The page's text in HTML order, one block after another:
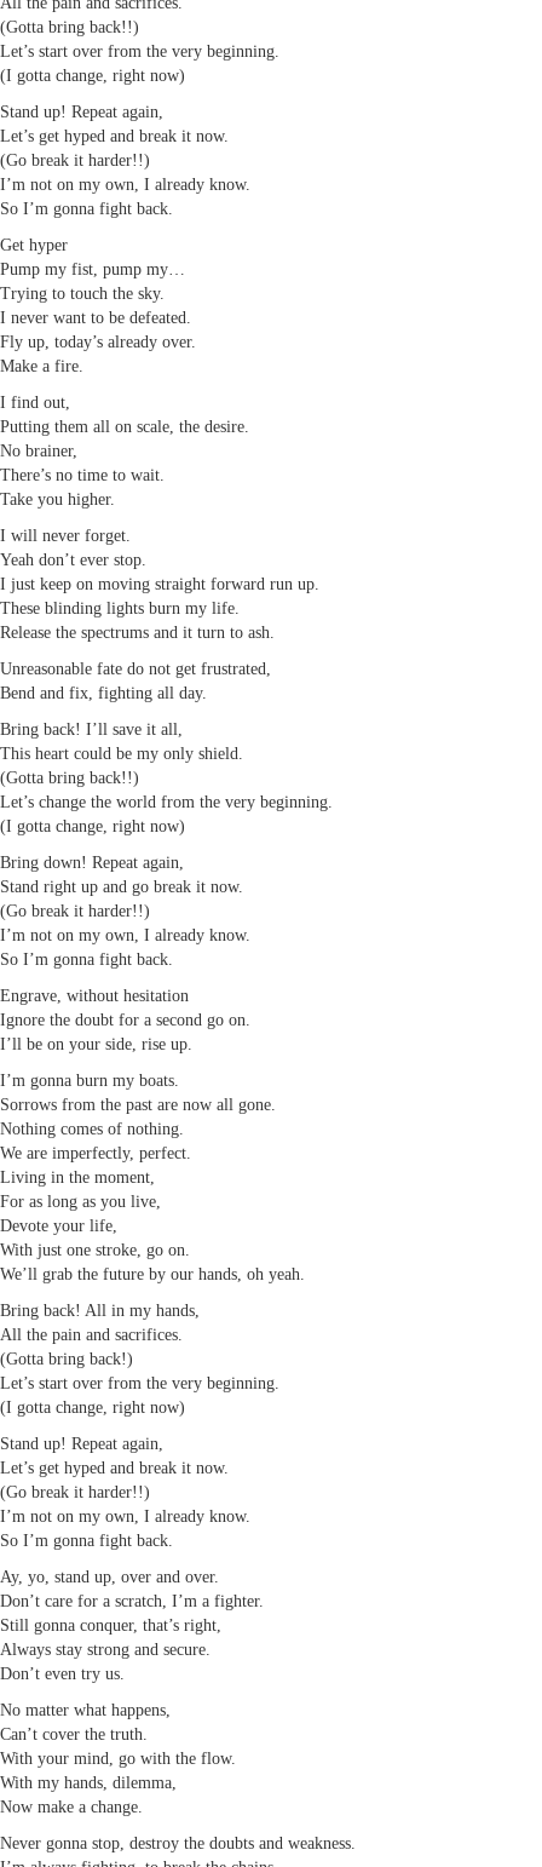
(Gotta bring back!!)
Let’s start over from the very beginning.
(I gotta change, right now)
Stand up! Repeat again,
Let’s get hyped and break it now.
(Go break it harder!!)
I’m not on my own, I already know.
So I’m gonna fight back.
Get hyper
Pump my fist, pump my…
Trying to touch the sky.
I never want to be defeated.
Fly up, today’s already over.
Make a fire.
I find out,
Putting them all on scale, the desire.
No brainer,
There’s no time to wait.
Take you higher.
I will never forget.
Yeah don’t ever stop.
I just keep on moving straight forward run up.
These blinding lights burn my life.
Release the spectrums and it turn to ash.
Unreasonable fate do not get frustrated,
Bend and fix, fighting all day.
Bring back! I’ll save it all,
This heart could be my only shield.
(Gotta bring back!!)
Let’s change the world from the very beginning.
(I gotta change, right now)
Bring down! Repeat again,
Stand right up and go break it now.
(Go break it harder!!)
I’m not on my own, I already know.
So I’m gonna fight back.
Engrave, without hesitation
Ignore the doubt for a second go on.
I’ll be on your side, rise up.
I’m gonna burn my boats.
Sorrows from the past are now all gone.
Nothing comes of nothing.
We are imperfectly, perfect.
Living in the moment,
For as long as you live,
Devote your life,
With just one stroke, go on.
We’ll grab the future by our hands, oh yeah.
Bring back! All in my hands,
All the pain and sacrifices.
(Gotta bring back!)
Let’s start over from the very beginning.
(I gotta change, right now)
Stand up! Repeat again,
Let’s get hyped and break it now.
(Go break it harder!!)
I’m not on my own, I already know.
So I’m gonna fight back.
Ay, yo, stand up, over and over.
Don’t care for a scratch, I’m a fighter.
Still gonna conquer, that’s right,
Always stay strong and secure.
Don’t even try us.
No matter what happens,
Can’t cover the truth.
With your mind, go with the flow.
With my hands, dilemma,
Now make a change.
Never gonna stop, destroy the doubts and weakness.